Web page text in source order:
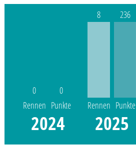
0
Rennen
0
Punkte
2024
8
Rennen
236
Punkte
2025